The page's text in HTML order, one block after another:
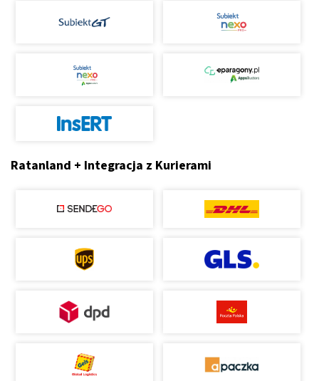
Ratanland + Integracja z Kurierami